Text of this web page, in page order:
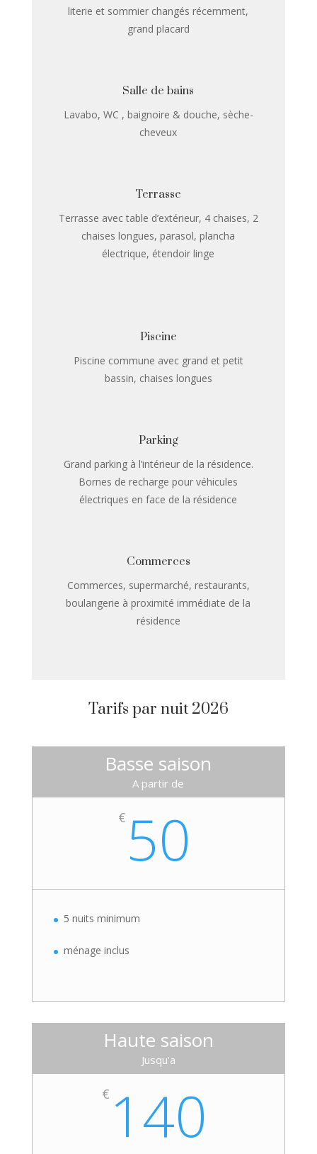
literie et sommier changés récemment,
grand placard
Salle de bains
Lavabo, WC , baignoire & douche, sèche-
cheveux
Terrasse
Terrasse avec table d’extérieur, 4 chaises, 2
chaises longues, parasol, plancha
électrique, étendoir linge
Piscine
Piscine commune avec grand et petit
bassin, chaises longues
Parking
Grand parking à l’intérieur de la résidence.
Bornes de recharge pour véhicules
électriques en face de la résidence
Commerces
Commerces, supermarché, restaurants,
boulangerie à proximité immédiate de la
résidence
Tarifs par nuit 2026
Basse saison
A partir de
€ 50
5 nuits minimum
ménage inclus
Haute saison
Jusqu'a
€ 140